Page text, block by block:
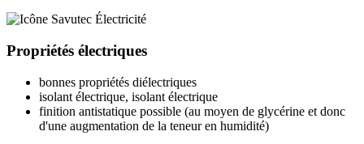
Propriétés électriques
bonnes propriétés diélectriques
isolant électrique, isolant électrique
finition antistatique possible (au moyen de glycérine et donc
d'une augmentation de la teneur en humidité)